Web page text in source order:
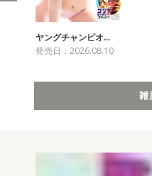
ヤングチャンピオ…
発売日：2026.08.10